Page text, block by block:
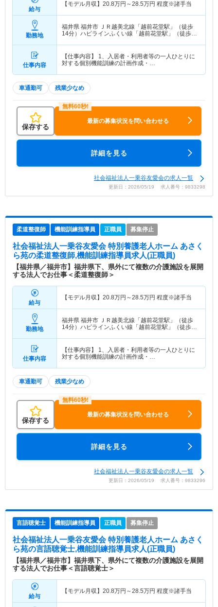
給与
【モデル月収】 20.8万円～28.5万円 程度※諸手当
勤務地
福井県 福井市 ＪＲ越美北線「越前花堂駅」（徒歩
14分）ハピラインふくい線「越前花堂駅」（徒歩
仕事内容
【仕事内容】 1、入居者・利用者等の一人ひとりに
対する個別機能訓練の計画作成・…
車通勤可 残業少なめ
保存する
最新の募集状況を問い合わせる
詳細を見る
社会福祉法人一乗谷友愛会の求人一覧
更新日：2026/05/19 求人番号：9833298
柔道整復師 機能訓練指導員 正職員 募集停止
社会福祉法人一乗谷友愛会 特別養護老人ホーム あさく
ら苑の柔道整復師,機能訓練指導員求人(正職員)
【福井県／福井市】福井県下、県外にて複数の介護施設を展開
する法人でお仕事＜柔道整復師＞
給与
【モデル月収】 20.8万円～28.5万円 程度※諸手当
勤務地
福井県 福井市 ＪＲ越美北線「越前花堂駅」（徒歩
14分）ハピラインふくい線「越前花堂駅」（徒歩
仕事内容
【仕事内容】 1、入居者・利用者等の一人ひとりに
対する個別機能訓練の計画作成・…
車通勤可 残業少なめ
保存する
最新の募集状況を問い合わせる
詳細を見る
社会福祉法人一乗谷友愛会の求人一覧
更新日：2026/05/19 求人番号：9833296
言語聴覚士 機能訓練指導員 正職員 募集停止
社会福祉法人一乗谷友愛会 特別養護老人ホーム あさく
ら苑の言語聴覚士,機能訓練指導員求人(正職員)
【福井県／福井市】福井県下、県外にて複数の介護施設を展開
する法人でお仕事＜言語聴覚士＞
給与
【モデル月収】 20.8万円～28.5万円 程度※諸手当